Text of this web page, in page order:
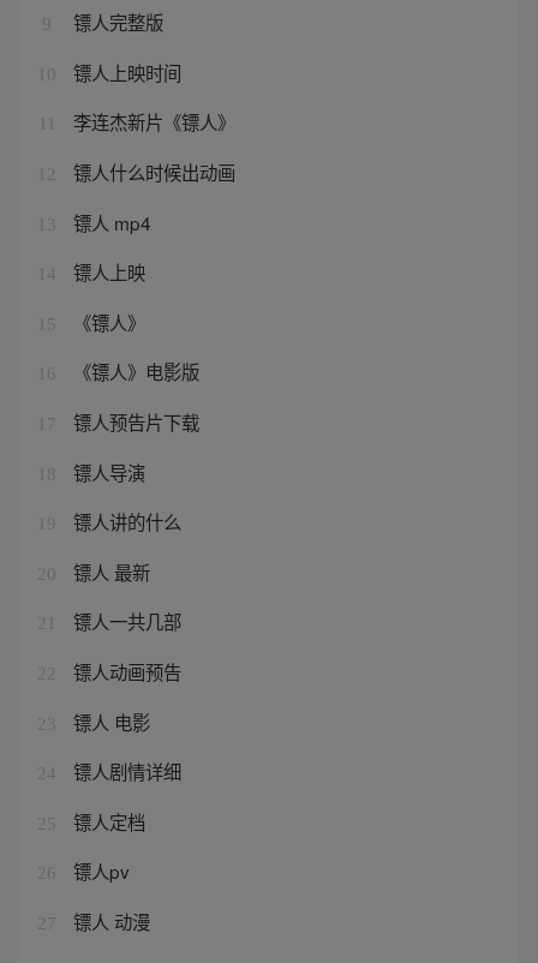
9 镖人完整版
10 镖人上映时间
李连杰新片《镖人》
12 镖人什么时候出动画
13 镖人 mp4
14 镖人上映
15 《镖人》
16 《镖人》电影版
17 镖人预告片下载
18 镖人导演
19 镖人讲的什么
20 镖人 最新
21 镖人一共几部
22 镖人动画预告
23 镖人 电影
24 镖人剧情详细
25 镖人定档
26 镖人pv
27 镖人 动漫